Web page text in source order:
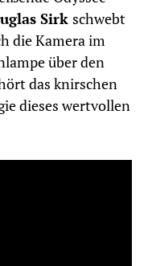
Sirk schwebt
die Kamera im
über den
das knirschen
dieses wertvollen